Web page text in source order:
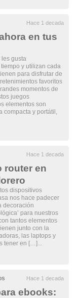
Hace 1 decada
en tus
les gusta
y utilizan cada
para disfrutar de
favoritos
momentos de
juegos
elementos son
compacta y portátil,
Hace 1 decada
router en
dispositivos
nos hace padecer
decoración
para nuestros
tantos elementos
junto con la
las laptops y
tener en […]...
Hace 1 decada
ebooks: